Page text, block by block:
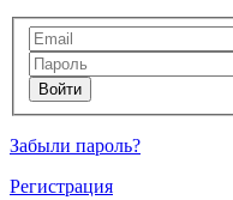
Забыли пароль?
Регистрация